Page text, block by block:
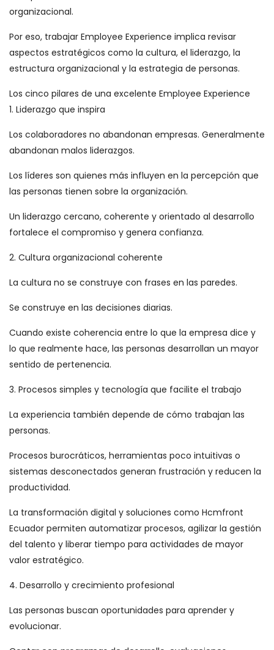
organizacional.
Por eso, trabajar Employee Experience implica revisar
aspectos estratégicos como la cultura, el liderazgo, la
estructura organizacional y la estrategia de personas.
Los cinco pilares de una excelente Employee Experience
1. Liderazgo que inspira
Los colaboradores no abandonan empresas. Generalmente
abandonan malos liderazgos.
Los líderes son quienes más influyen en la percepción que
las personas tienen sobre la organización.
Un liderazgo cercano, coherente y orientado al desarrollo
fortalece el compromiso y genera confianza.
2. Cultura organizacional coherente
La cultura no se construye con frases en las paredes.
Se construye en las decisiones diarias.
Cuando existe coherencia entre lo que la empresa dice y
lo que realmente hace, las personas desarrollan un mayor
sentido de pertenencia.
3. Procesos simples y tecnología que facilite el trabajo
La experiencia también depende de cómo trabajan las
personas.
Procesos burocráticos, herramientas poco intuitivas o
sistemas desconectados generan frustración y reducen la
productividad.
La transformación digital y soluciones como Hcmfront
Ecuador permiten automatizar procesos, agilizar la gestión
del talento y liberar tiempo para actividades de mayor
valor estratégico.
4. Desarrollo y crecimiento profesional
Las personas buscan oportunidades para aprender y
evolucionar.